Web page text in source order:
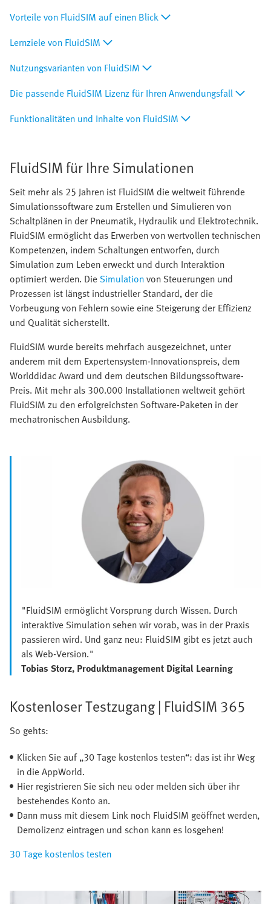
Vorteile von FluidSIM auf einen Blick
Lernziele von FluidSIM
Nutzungsvarianten von FluidSIM
Die passende FluidSIM Lizenz für Ihren Anwendungsfall
Funktionalitäten und Inhalte von FluidSIM
FluidSIM für Ihre Simulationen
Seit mehr als 25 Jahren ist FluidSIM die weltweit führende
Simulationssoftware zum Erstellen und Simulieren von
Schaltplänen in der Pneumatik, Hydraulik und Elektrotechnik.
FluidSIM ermöglicht das Erwerben von wertvollen technischen
Kompetenzen, indem Schaltungen entworfen, durch
Simulation zum Leben erweckt und durch Interaktion
optimiert werden. DieSimulationvon Steuerungen und
Prozessen ist längst industrieller Standard, der die
Vorbeugung von Fehlern sowie eine Steigerung der Effizienz
und Qualität sicherstellt.
FluidSIM wurde bereits mehrfach ausgezeichnet, unter
anderem mit dem Expertensystem-Innovationspreis, dem
Worlddidac Award und dem deutschen Bildungssoftware-
Preis. Mit mehr als 300.000 Installationen weltweit gehört
FluidSIM zu den erfolgreichsten Software-Paketen in der
mechatronischen Ausbildung.
"FluidSIM ermöglicht Vorsprung durch Wissen. Durch
interaktive Simulation sehen wir vorab, was in der Praxis
passieren wird. Und ganz neu: FluidSIM gibt es jetzt auch
als Web-Version."
Tobias Storz, Produktmanagement Digital Learning
Kostenloser Testzugang | FluidSIM 365
So gehts:
Klicken Sie auf „30 Tage kostenlos testen“: das ist ihr Weg
in die AppWorld.
Hier registrieren Sie sich neu oder melden sich über ihr
bestehendes Konto an.
Dann muss mit diesem Link noch FluidSIM geöffnet werden,
Demolizenz eintragen und schon kann es losgehen!
30 Tage kostenlos testen